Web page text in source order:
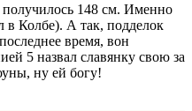
148 см. Именно
в Колбе). А так, подделок
время, вон
5 назвал славянку свою за
ну ей богу!